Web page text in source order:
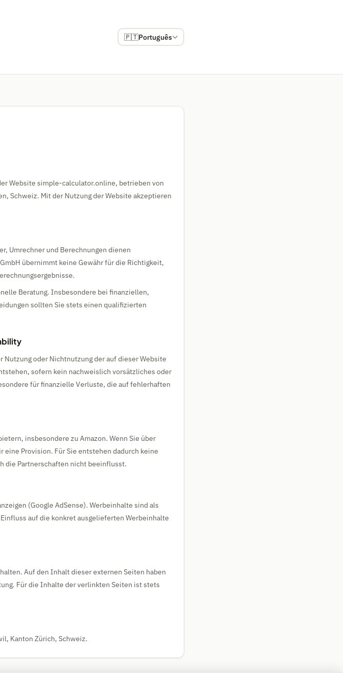
🇵🇹Português
Website simple-calculator.online, betrieben von
Schweiz. Mit der Nutzung der Website akzeptieren
Umrechner und Berechnungen dienen
übernimmt keine Gewähr für die Richtigkeit,
Beratung. Insbesondere bei finanziellen,
sollten Sie stets einen qualifizierten
Nutzung oder Nichtnutzung der auf dieser Website
sofern kein nachweislich vorsätzliches oder
für finanzielle Verluste, die auf fehlerhaften
insbesondere zu Amazon. Wenn Sie über
Provision. Für Sie entstehen dadurch keine
die Partnerschaften nicht beeinflusst.
(Google AdSense). Werbeinhalte sind als
auf die konkret ausgelieferten Werbeinhalte
Auf den Inhalt dieser externen Seiten haben
Für die Inhalte der verlinkten Seiten ist stets
Kanton Zürich, Schweiz.